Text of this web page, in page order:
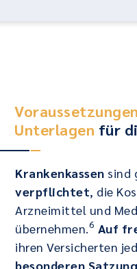
Unterlagen für
Krankenkassen sind
verpflichtet, die
Arzneimittel und
übernehmen.6 Auf
ihren Versicherten
besonderen